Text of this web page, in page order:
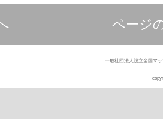
ページ
一般社団法人設立全国マ